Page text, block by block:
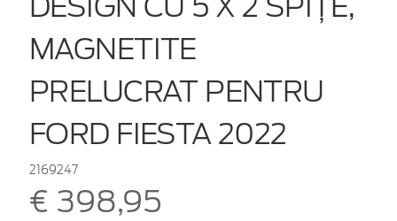
MAGNETITE
PRELUCRAT PENTRU
FORD FIESTA 2022
2169247
€ 398,95